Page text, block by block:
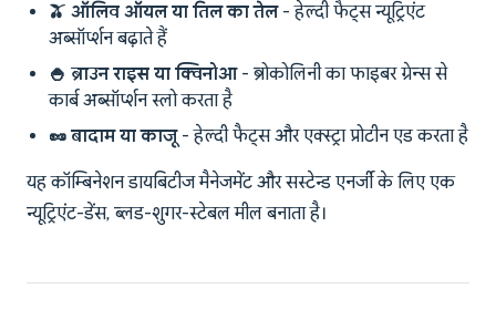
🫒 ऑलिव ऑयल या तिल का तेल- हेल्दी फैट्स न्यूट्रिएंट
अब्सॉर्प्शन बढ़ाते हैं
🍚 ब्राउन राइस या क्विनोआ- ब्रोकोलिनी का फाइबर ग्रेन्स से
कार्ब अब्सॉर्प्शन स्लो करता है
🥜 बादाम या काजू- हेल्दी फैट्स और एक्स्ट्रा प्रोटीन एड करता है
यह कॉम्बिनेशन डायबिटीज मैनेजमेंट और सस्टेन्ड एनर्जी के लिए एक
न्यूट्रिएंट-डेंस, ब्लड-शुगर-स्टेबल मील बनाता है।